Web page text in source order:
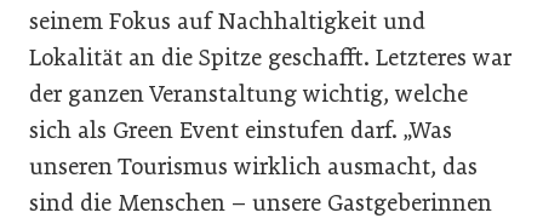
seinem Fokus auf Nachhaltigkeit und
Lokalität an die Spitze geschafft. Letzteres war
der ganzen Veranstaltung wichtig, welche
sich als Green Event einstufen darf. „Was
unseren Tourismus wirklich ausmacht, das
sind die Menschen – unsere Gastgeberinnen